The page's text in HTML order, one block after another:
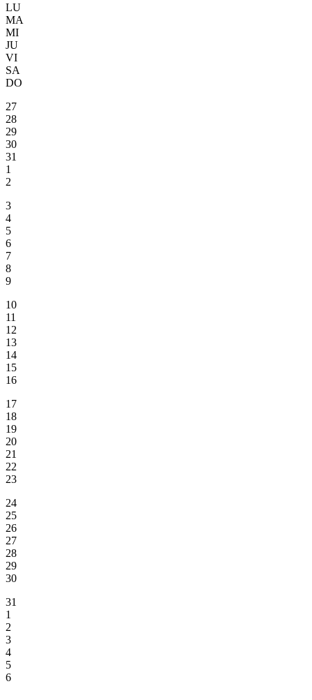
LU
MA
MI
JU
VI
SA
DO
27
28
29
30
31
1
2
3
4
5
6
7
8
9
10
11
12
13
14
15
16
17
18
19
20
21
22
23
24
25
26
27
28
29
30
31
1
2
3
4
5
6